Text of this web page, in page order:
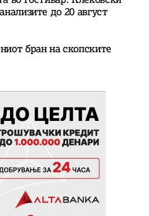
до 20 август
бран на скопските